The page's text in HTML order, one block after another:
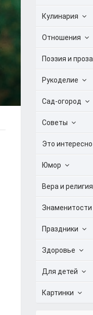
Кулинария
Отношения
Поэзия и проза
Рукоделие
Сад-огород
Советы
Это интересно
Юмор
Вера и религия
Знаменитости
Праздники
Здоровье
Для детей
Картинки